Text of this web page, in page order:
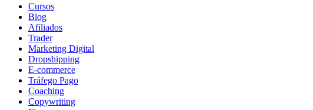
Cursos
Blog
Afiliados
Trader
Marketing Digital
Dropshipping
E-commerce
Tráfego Pago
Coaching
Copywriting